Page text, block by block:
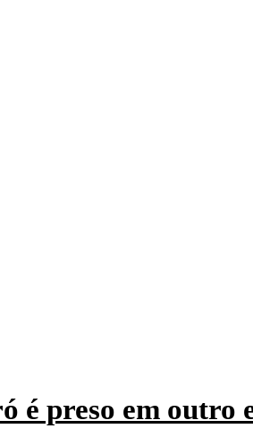
é preso em outro